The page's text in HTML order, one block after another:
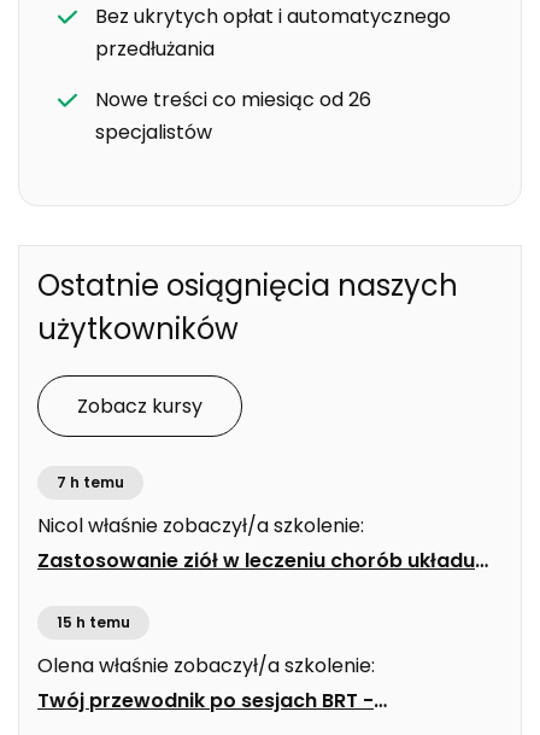
Bez ukrytych opłat i automatycznego
przedłużania
Nowe treści co miesiąc od 26
specjalistów
Ostatnie osiągnięcia naszych
użytkowników
Zobacz kursy
7 h temu
Nicolwłaśnie zobaczył/a szkolenie:
Zastosowanie ziół w leczeniu chorób układu
15 h temu
Olenawłaśnie zobaczył/a szkolenie:
Twój przewodnik po sesjach BRT -